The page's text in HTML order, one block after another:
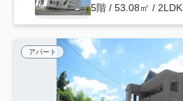
5階 / 53.08㎡ / 2LDK
アパート